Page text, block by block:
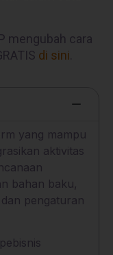
mengubah cara
di sini
yang mampu
aktivitas
bahan baku,
pengaturan